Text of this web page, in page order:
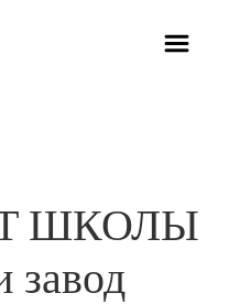
IT ШКОЛЫ
завод